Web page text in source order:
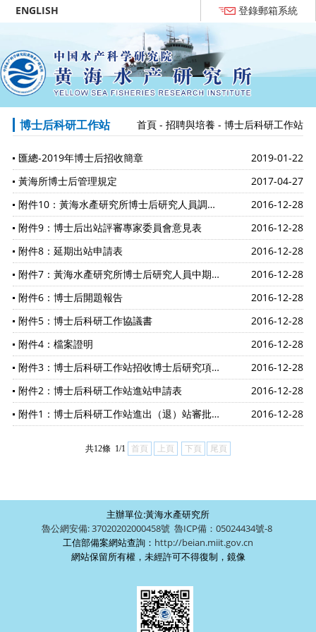
ENGLISH 登錄郵箱系統
博士后科研工作站 首頁 -招聘與培養 -博士后科研工作站
匯總-2019年博士后招收簡章
2019-01-22
黃海所博士后管理規定
2017-04-27
附件10：黃海水產研究所博士后研究人員調整工資標準審批表
2016-12-28
附件9：博士后出站評審專家委員會意見表
2016-12-28
附件8：延期出站申請表
2016-12-28
附件7：黃海水產研究所博士后研究人員中期考核表
2016-12-28
附件6：博士后開題報告
2016-12-28
附件5：博士后科研工作協議書
2016-12-28
附件4：檔案證明
2016-12-28
附件3：博士后科研工作站招收博士后研究項目立項表
2016-12-28
附件2：博士后科研工作站進站申請表
2016-12-28
附件1：博士后科研工作站進出（退）站審批流程
2016-12-28
共12條 1/1 首頁 上頁 下頁 尾頁
主辦單位:黃海水產研究所
魯公網安備: 37020202000458號 魯ICP備：05024434號-8
工信部備案網站查詢： http://beian.miit.gov.cn
網站保留所有權，未經許可不得復制，鏡像